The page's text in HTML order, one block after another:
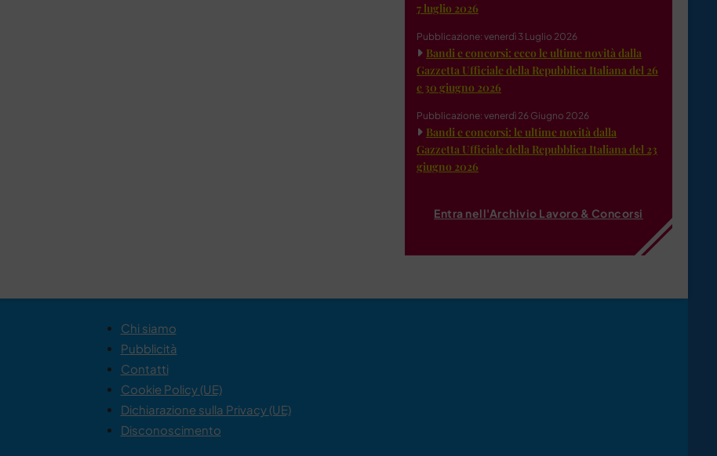
7 luglio 2026
Pubblicazione: venerdì 3 Luglio 2026
Bandi e concorsi: ecco le ultime novità dalla
Gazzetta Ufficiale della Repubblica Italiana del 26
e 30 giugno 2026
Pubblicazione: venerdì 26 Giugno 2026
Bandi e concorsi: le ultime novità dalla
Gazzetta Ufficiale della Repubblica Italiana del 23
giugno 2026
Entra nell'Archivio Lavoro & Concorsi
Chi siamo
Pubblicità
Contatti
Cookie Policy (UE)
Dichiarazione sulla Privacy (UE)
Disconoscimento